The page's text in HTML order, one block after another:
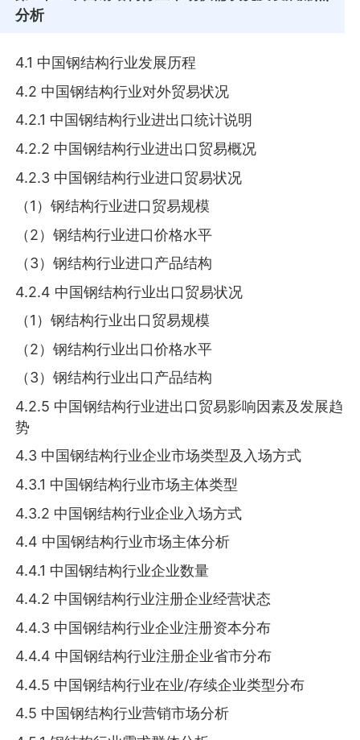
分析
4.1 中国钢结构行业发展历程
4.2 中国钢结构行业对外贸易状况
4.2.1 中国钢结构行业进出口统计说明
4.2.2 中国钢结构行业进出口贸易概况
4.2.3 中国钢结构行业进口贸易状况
（1）钢结构行业进口贸易规模
（2）钢结构行业进口价格水平
（3）钢结构行业进口产品结构
4.2.4 中国钢结构行业出口贸易状况
（1）钢结构行业出口贸易规模
（2）钢结构行业出口价格水平
（3）钢结构行业出口产品结构
4.2.5 中国钢结构行业进出口贸易影响因素及发展趋
势
4.3 中国钢结构行业企业市场类型及入场方式
4.3.1 中国钢结构行业市场主体类型
4.3.2 中国钢结构行业企业入场方式
4.4 中国钢结构行业市场主体分析
4.4.1 中国钢结构行业企业数量
4.4.2 中国钢结构行业注册企业经营状态
4.4.3 中国钢结构行业企业注册资本分布
4.4.4 中国钢结构行业注册企业省市分布
4.4.5 中国钢结构行业在业/存续企业类型分布
4.5 中国钢结构行业营销市场分析